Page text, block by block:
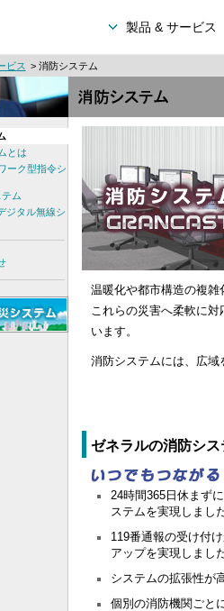
製品 & サービス
ビス > 消防システム
温暖化や都市構造の複
これらの災害へ柔軟に
います。
消防システムには、広
ゼネラルの消防シス
24時間365日休まず
ステムを実現しまし
119番通報の受け付
アップを実現しまし
システムの拡張性が
個別の消防機関ごと
とは
ーク型指令シ
ム
ジタル無線シ